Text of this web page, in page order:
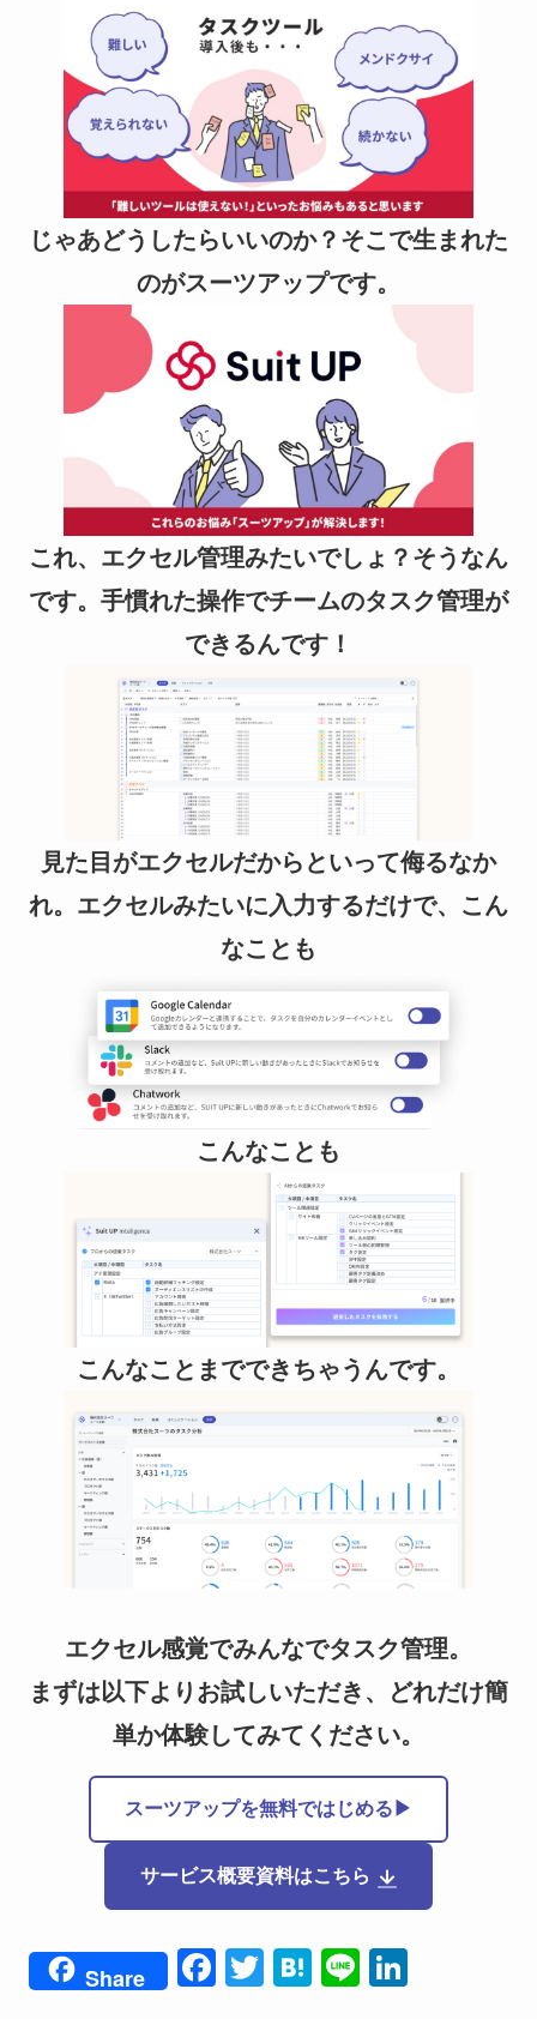
じゃあどうしたらいいのか？そこで生まれた
のがスーツアップです。
これ、エクセル管理みたいでしょ？そうなん
です。手慣れた操作でチームのタスク管理が
できるんです！
見た目がエクセルだからといって侮るなか
れ。エクセルみたいに入力するだけで、こん
なことも
こんなことも
こんなことまでできちゃうんです。
エクセル感覚でみんなでタスク管理。
まずは以下よりお試しいただき、どれだけ簡
単か体験してみてください。
スーツアップを無料ではじめる▶
サービス概要資料はこちら
Share
F
T
H
Li